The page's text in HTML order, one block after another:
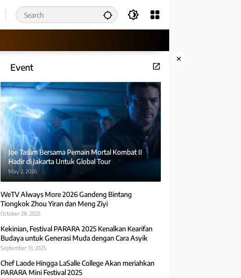
×
Event
Joe Taslim Bersama Pemain Mortal Kombat II
Hadir di Jakarta Untuk Global Tour
May 2, 2026
WeTV Always More 2026 Gandeng Bintang
Tiongkok Zhou Yiran dan Meng Ziyi
October 28, 2025
Kekinian, Festival PARARA 2025 Kenalkan Kearifan
Budaya untuk Generasi Muda dengan Cara Asyik
September 13, 2025
Chef Laode Hingga LaSalle College Akan meriahkan
PARARA Mini Festival 2025